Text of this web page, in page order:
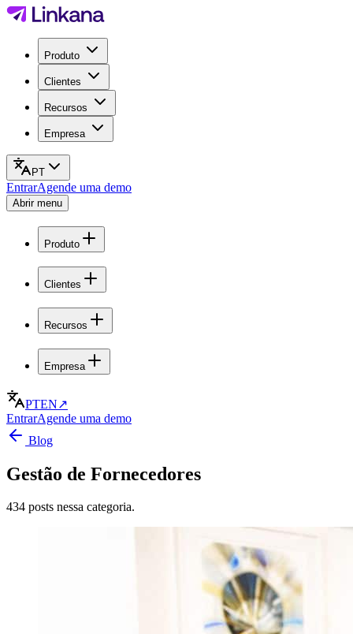
Produto
Clientes
Recursos
Empresa
PT
EntrarAgende uma demo
Abrir menu
Produto
Clientes
Recursos
Empresa
PTEN↗
EntrarAgende uma demo
Blog
Gestão de Fornecedores
434 posts nessa categoria.